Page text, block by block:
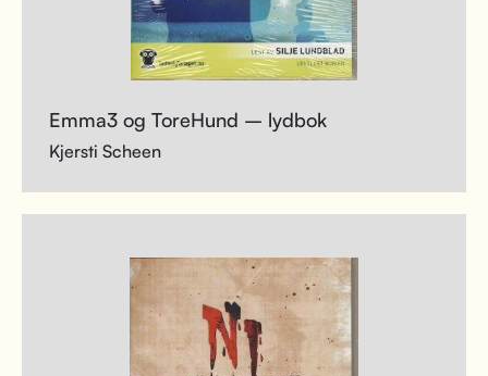
Emma3 og ToreHund – lydbok
Kjersti Scheen